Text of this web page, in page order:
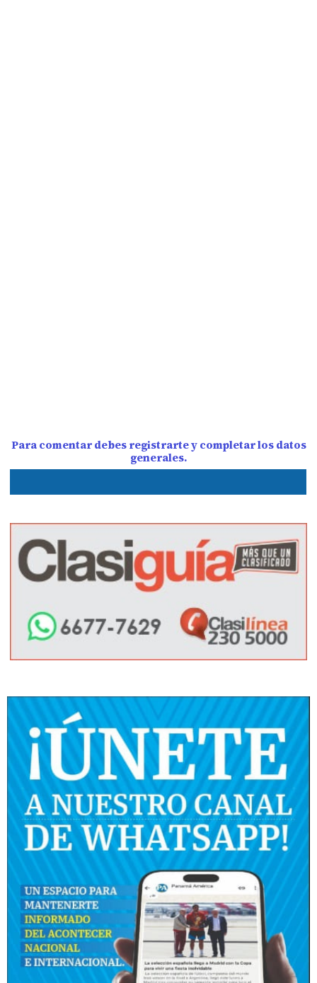
Para comentar debes registrarte y completar los datos
generales.